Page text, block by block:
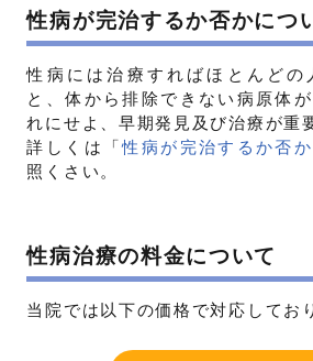
性病が完治するか否かにつ
性病には治療すればほとんどの
と、体から排除できない病原体
れにせよ、早期発見及び治療が重
詳しくは「性病が完治するか否
照くさい。
性病治療の料金について
当院では以下の価格で対応してお